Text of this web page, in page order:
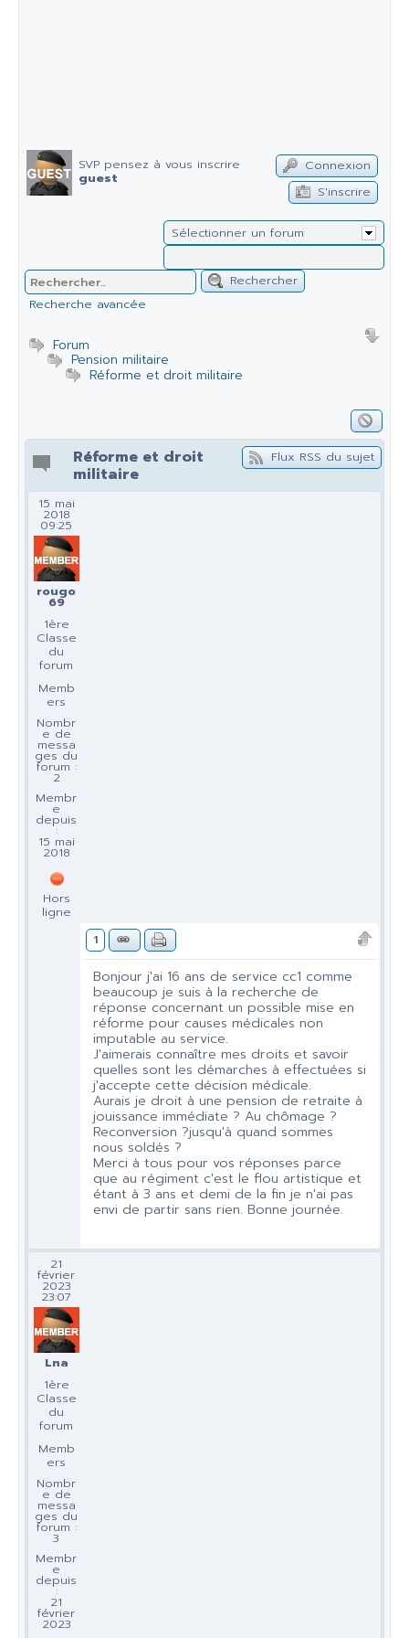
SVP pensez à vous inscrire
guest
Connexion
S'inscrire
Sélectionner un forum
Rechercher
Recherche avancée
Forum
Pension militaire
Réforme et droit militaire
Flux RSS du sujet
Réforme et droit
militaire
15 mai
2018
09:25
rougo
69
1ère
Classe
du
forum
Memb
ers
Nombr
e de
messa
ges du
forum :
2
Membr
e
depuis
:
15 mai
2018
Hors
ligne
1
Bonjour j'ai 16 ans de service cc1 comme
beaucoup je suis à la recherche de
réponse concernant un possible mise en
réforme pour causes médicales non
imputable au service.
J'aimerais connaître mes droits et savoir
quelles sont les démarches à effectuées si
j'accepte cette décision médicale.
Aurais je droit à une pension de retraite à
jouissance immédiate ? Au chômage ?
Reconversion ?jusqu'à quand sommes
nous soldés ?
Merci à tous pour vos réponses parce
que au régiment c'est le flou artistique et
étant à 3 ans et demi de la fin je n'ai pas
envi de partir sans rien. Bonne journée.
21
février
2023
23:07
Lna
1ère
Classe
du
forum
Memb
ers
Nombr
e de
messa
ges du
forum :
3
Membr
e
depuis
:
21
février
2023